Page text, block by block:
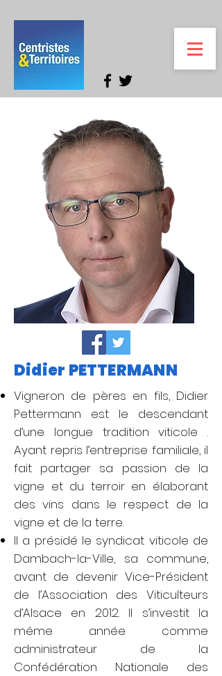
Didier PETTERMANN
Vigneron de pères en fils, Didier
Pettermann est le descendant
d’une longue tradition viticole .
Ayant repris l’entreprise familiale, il
fait partager sa passion de la
vigne et du terroir en élaborant
des vins dans le respect de la
vigne et de la terre.
Il a présidé le syndicat viticole de
Dambach-la-Ville, sa commune,
avant de devenir Vice-Président
de l’Association des Viticulteurs
d’Alsace en 2012. Il s’investit la
même année comme
administrateur de la
Confédération Nationale des